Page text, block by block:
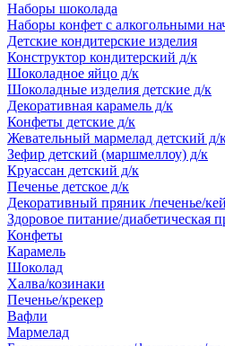
Наборы шоколада
Наборы конфет с алкогольными
Детские кондитерские изделия
Конструктор кондитерский д/к
Шоколадное яйцо д/к
Шоколадные изделия детские д/к
Декоративная карамель д/к
Конфеты детские д/к
Жевательный мармелад детский д/
Зефир детский (маршмеллоу) д/к
Круассан детский д/к
Печенье детское д/к
Декоративный пряник /печенье/
Здоровое питание/диабетическая
Конфеты
Карамель
Шоколад
Халва/козинаки
Печенье/крекер
Вафли
Мармелад